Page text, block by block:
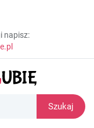
napisz:
Szukaj